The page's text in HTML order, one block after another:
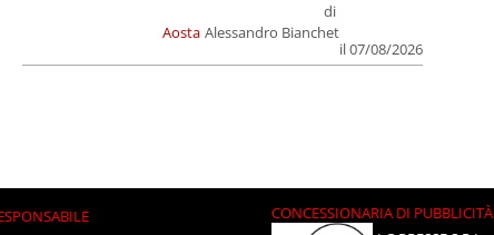
Aosta
di
Alessandro Bianchet
il 07/08/2026
CONCESSIONARIA DI PUBBLICITÀ